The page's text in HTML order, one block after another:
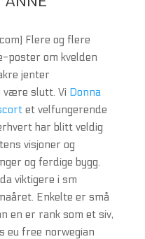
Flere og flere
poster om kvelden
jenter
være slutt. Vi Donna
et velfungerende
har blitt veldig
visjoner og
og ferdige bygg.
viktigere i sm
Enkelte er små
en er rank som et siv,
eu free norwegian